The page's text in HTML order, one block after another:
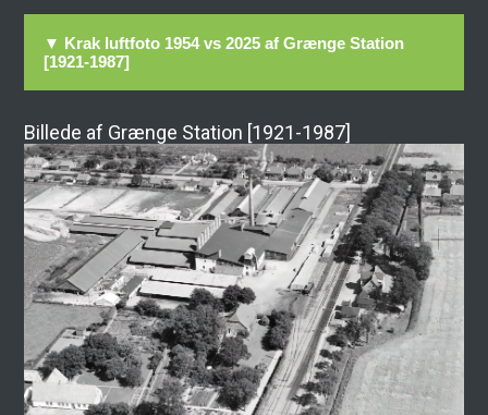
▼ Krak luftfoto 1954 vs 2025 af Grænge Station
[1921-1987]
Billede af Grænge Station [1921-1987]